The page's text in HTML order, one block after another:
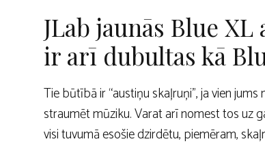
JLab jaunās Blue
ir arī dubultas kā
Tie būtībā ir “austiņu skaļruņi”, ja vien
straumēt mūziku. Varat arī nomest tos uz
visi tuvumā esošie dzirdētu, piemēram,